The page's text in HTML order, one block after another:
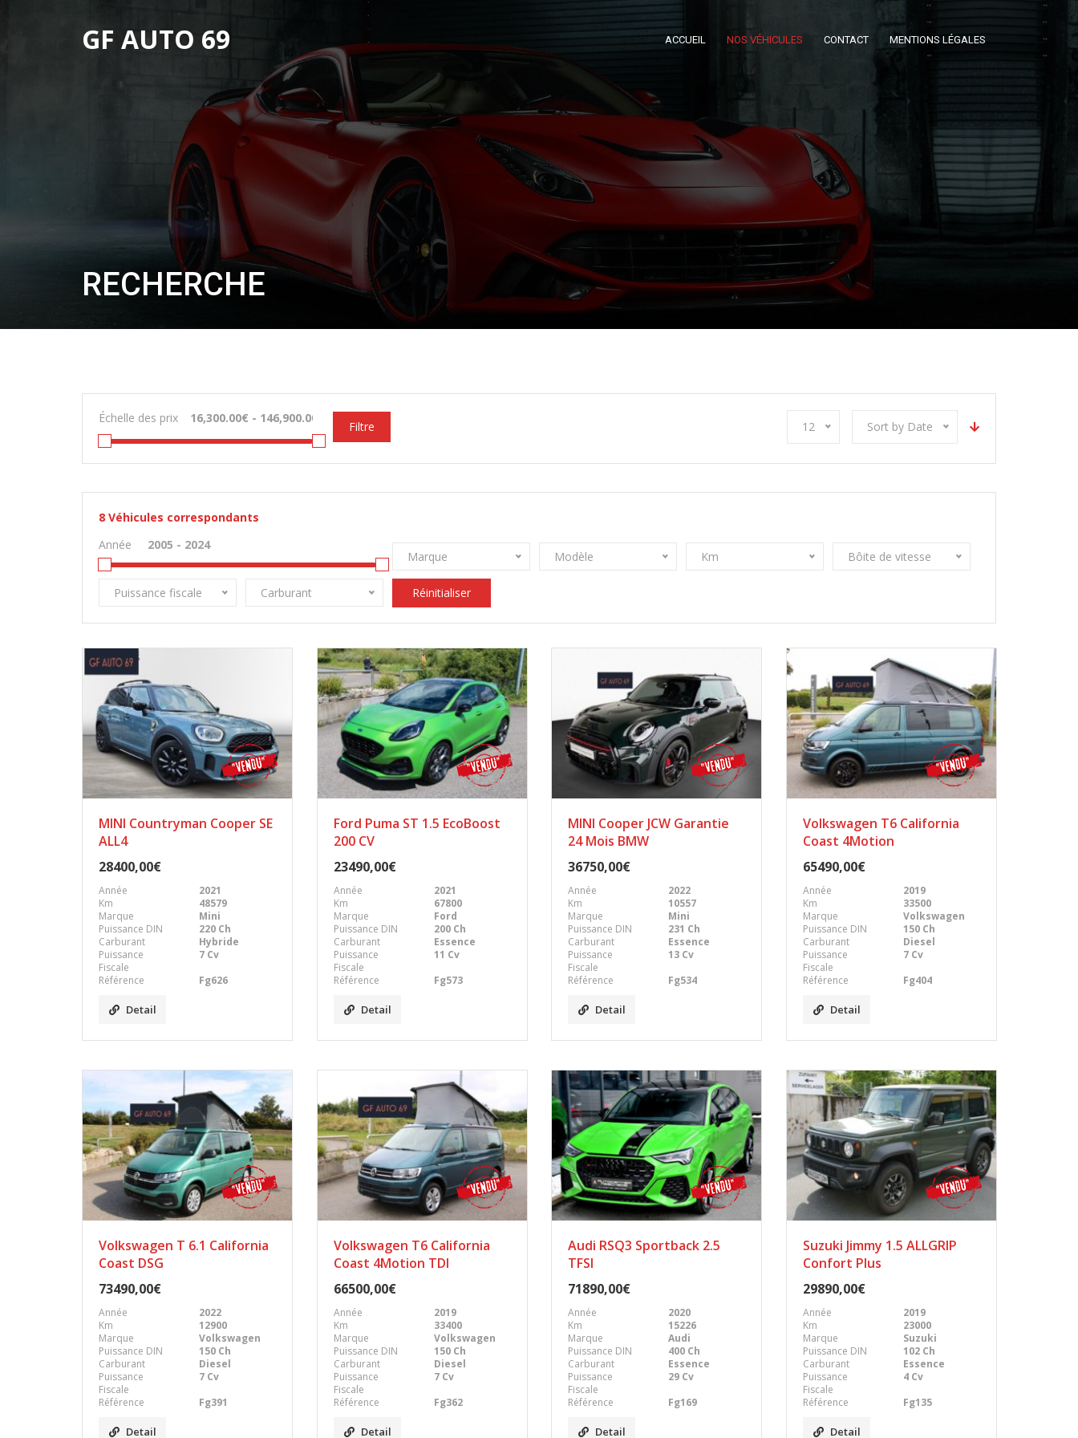
GF AUTO 69 ACCUEIL NOS VÉHICULES CONTACT MENTIONS LÉGALES
RECHERCHE
Échelle des prix
Filtre 12 Sort by Date
8 Véhicules correspondants
Année
Marque Modèle Km Bôite de vitesse
Puissance fiscale Carburant Réinitialiser
MINI Countryman Cooper SE
ALL4
28400,00€
Année
2021
Km
48579
Marque
Mini
Puissance DIN
220 Ch
Carburant
Hybride
Puissance
Fiscale
7 Cv
Référence
Fg626
Detail
Ford Puma ST 1.5 EcoBoost
200 CV
23490,00€
Année
2021
Km
67800
Marque
Ford
Puissance DIN
200 Ch
Carburant
Essence
Puissance
Fiscale
11 Cv
Référence
Fg573
Detail
MINI Cooper JCW Garantie
24 Mois BMW
36750,00€
Année
2022
Km
10557
Marque
Mini
Puissance DIN
231 Ch
Carburant
Essence
Puissance
Fiscale
13 Cv
Référence
Fg534
Detail
Volkswagen T6 California
Coast 4Motion
65490,00€
Année
2019
Km
33500
Marque
Volkswagen
Puissance DIN
150 Ch
Carburant
Diesel
Puissance
Fiscale
7 Cv
Référence
Fg404
Detail
Volkswagen T 6.1 California
Coast DSG
73490,00€
Année
2022
Km
12900
Marque
Volkswagen
Puissance DIN
150 Ch
Carburant
Diesel
Puissance
Fiscale
7 Cv
Référence
Fg391
Detail
Volkswagen T6 California
Coast 4Motion TDI
66500,00€
Année
2019
Km
33400
Marque
Volkswagen
Puissance DIN
150 Ch
Carburant
Diesel
Puissance
Fiscale
7 Cv
Référence
Fg362
Detail
Audi RSQ3 Sportback 2.5
TFSI
71890,00€
Année
2020
Km
15226
Marque
Audi
Puissance DIN
400 Ch
Carburant
Essence
Puissance
Fiscale
29 Cv
Référence
Fg169
Detail
Suzuki Jimmy 1.5 ALLGRIP
Confort Plus
29890,00€
Année
2019
Km
23000
Marque
Suzuki
Puissance DIN
102 Ch
Carburant
Essence
Puissance
Fiscale
4 Cv
Référence
Fg135
Detail